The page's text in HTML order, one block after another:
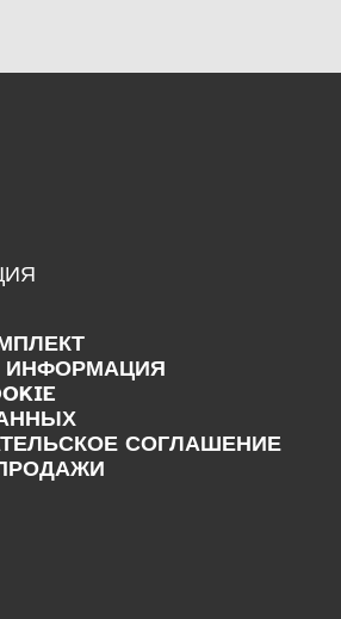
ИНФОРМАЦИЯ
СОГЛАШЕНИЕ